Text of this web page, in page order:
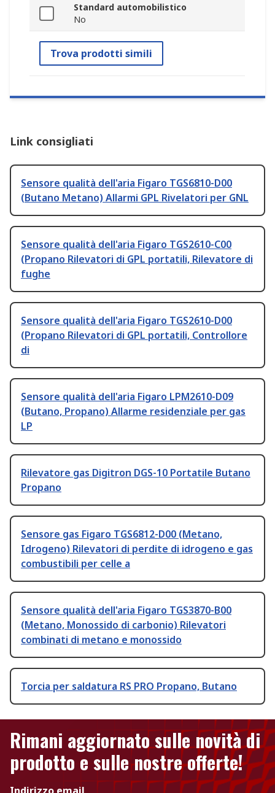
Standard automobilistico
No
Trova prodotti simili
Link consigliati
Sensore qualità dell'aria Figaro TGS6810-D00
(Butano Metano) Allarmi GPL Rivelatori per GNL
Sensore qualità dell'aria Figaro TGS2610-C00
(Propano Rilevatori di GPL portatili, Rilevatore di
fughe
Sensore qualità dell'aria Figaro TGS2610-D00
(Propano Rilevatori di GPL portatili, Controllore
di
Sensore qualità dell'aria Figaro LPM2610-D09
(Butano, Propano) Allarme residenziale per gas
LP
Rilevatore gas Digitron DGS-10 Portatile Butano
Propano
Sensore gas Figaro TGS6812-D00 (Metano,
Idrogeno) Rilevatori di perdite di idrogeno e gas
combustibili per celle a
Sensore qualità dell'aria Figaro TGS3870-B00
(Metano, Monossido di carbonio) Rilevatori
combinati di metano e monossido
Torcia per saldatura RS PRO Propano, Butano
Rimani aggiornato sulle novità di
prodotto e sulle nostre offerte!